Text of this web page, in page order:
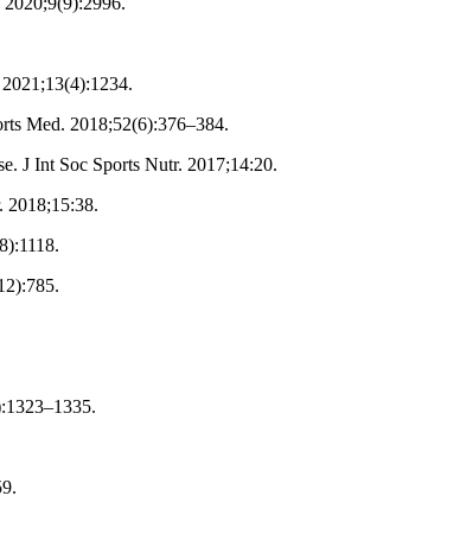
Med. 2018;52(6):376–384.
J Int Soc Sports Nutr. 2017;14:20.
2018;15:38.